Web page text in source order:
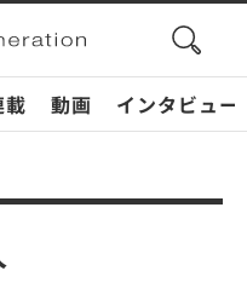
search
載 動画 インタビュー